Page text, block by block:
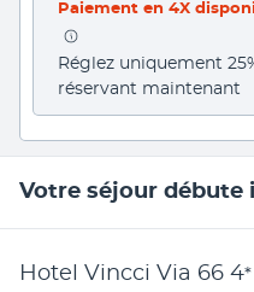
Paiement en 4X
Réglez uniquement
réservant maintenant
Votre séjour débute
Hotel Vincci Via 66 4*